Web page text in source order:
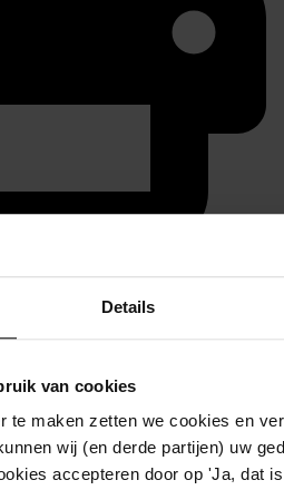
Details
van cookies
te maken zetten we cookies en
wij (en derde partijen) uw
accepteren door op 'Ja, dat